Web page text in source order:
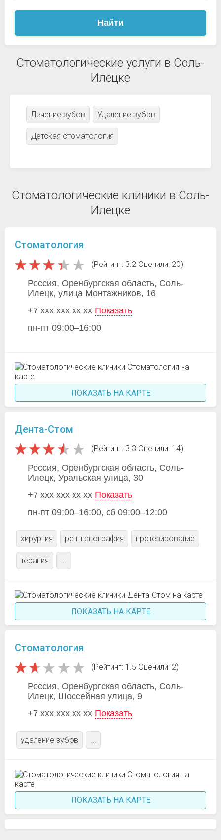
Найти
Стоматологические услуги в Соль-
Илецке
Лечение зубов Удаление зубов
Детская стоматология
Стоматологические клиники в Соль-
Илецке
Стоматология
(Рейтинг: 3.2 Оценили: 20)
Россия, Оренбургская область, Соль-
Илецк, улица Монтажников, 16
+7 xxx xxx xx xx Показать
пн-пт 09:00–16:00
ПОКАЗАТЬ НА КАРТЕ
Дента-Стом
(Рейтинг: 3.3 Оценили: 14)
Россия, Оренбургская область, Соль-
Илецк, Уральская улица, 30
+7 xxx xxx xx xx Показать
пн-пт 09:00–16:00, сб 09:00–12:00
хирургия рентгенография протезирование
терапия ...
ПОКАЗАТЬ НА КАРТЕ
Стоматология
(Рейтинг: 1.5 Оценили: 2)
Россия, Оренбургская область, Соль-
Илецк, Шоссейная улица, 9
+7 xxx xxx xx xx Показать
удаление зубов ...
ПОКАЗАТЬ НА КАРТЕ